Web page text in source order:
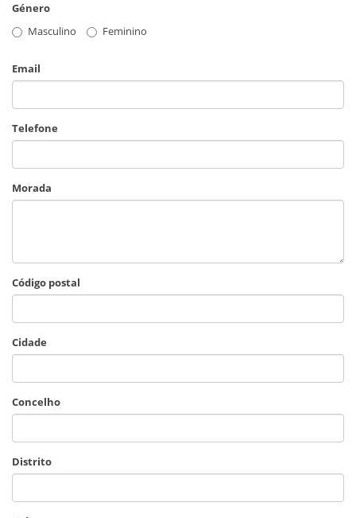
Género
Masculino
Feminino
Email
Telefone
Morada
Código postal
Cidade
Concelho
Distrito